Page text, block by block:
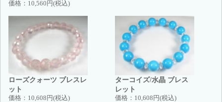
価格： 10,560円(税込)
ローズクォーツ ブレスレ
ット
価格： 10,608円(税込)
ターコイズ/水晶 ブレス
レット
価格： 10,608円(税込)